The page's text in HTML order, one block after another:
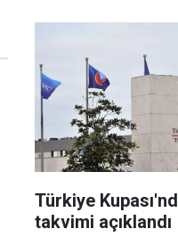
Türkiye
takvimi açıklandı